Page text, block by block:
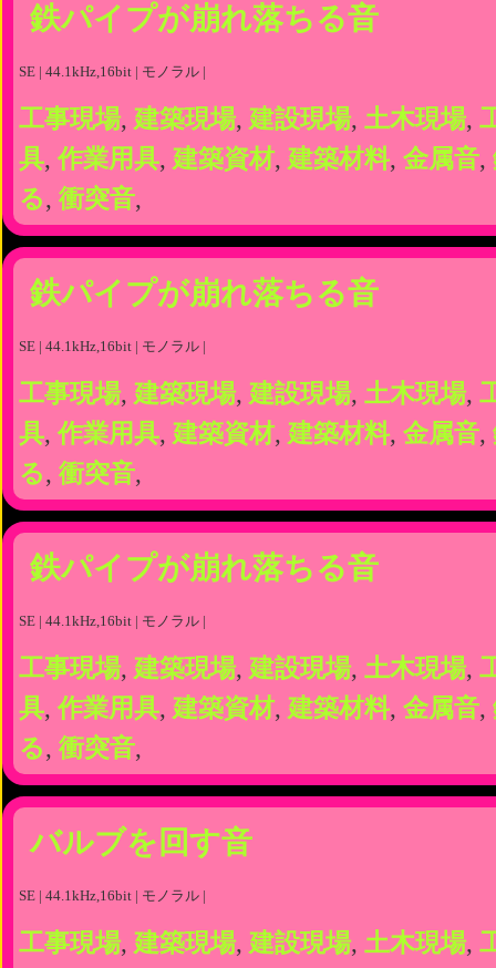
鉄パイプが崩れ落ちる音
SE | 44.1kHz,16bit | モノラル |
工事現場, 建築現場, 建設現場, 土木現場,
具, 作業用具, 建築資材, 建築材料, 金属音,
る, 衝突音,
鉄パイプが崩れ落ちる音
SE | 44.1kHz,16bit | モノラル |
工事現場, 建築現場, 建設現場, 土木現場,
具, 作業用具, 建築資材, 建築材料, 金属音,
る, 衝突音,
鉄パイプが崩れ落ちる音
SE | 44.1kHz,16bit | モノラル |
工事現場, 建築現場, 建設現場, 土木現場,
具, 作業用具, 建築資材, 建築材料, 金属音,
る, 衝突音,
バルブを回す音
SE | 44.1kHz,16bit | モノラル |
工事現場, 建築現場, 建設現場, 土木現場,